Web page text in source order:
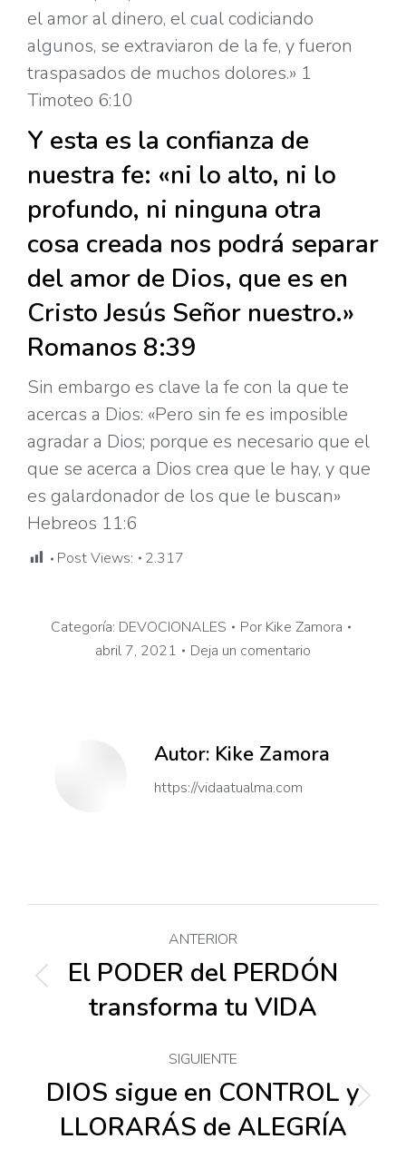
el amor al dinero, el cual codiciando
algunos, se extraviaron de la fe, y fueron
traspasados de muchos dolores.» 1
Timoteo 6:10
Y esta es la confianza de
nuestra fe: «ni lo alto, ni lo
profundo, ni ninguna otra
cosa creada nos podrá separar
del amor de Dios, que es en
Cristo Jesús Señor nuestro.»
Romanos 8:39
Sin embargo es clave la fe con la que te
acercas a Dios: «Pero sin fe es imposible
agradar a Dios; porque es necesario que el
que se acerca a Dios crea que le hay, y que
es galardonador de los que le buscan»
Hebreos 11:6
Post Views: 2.317
Categoría: DEVOCIONALES Por Kike Zamora
abril 7, 2021
Deja un comentario
Autor: Kike Zamora
https://vidaatualma.com
Navegación
entre
publicaciones
ANTERIOR
Publicación
anterior:
El PODER del PERDÓN
transforma tu VIDA
SIGUIENTE
Publicación
siguiente:
DIOS sigue en CONTROL y
LLORARÁS de ALEGRÍA